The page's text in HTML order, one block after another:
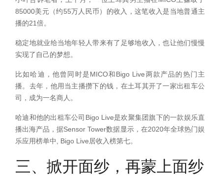
85000美元（约55万人民币）的收入，这笔收入是当地普通主
播的21倍。
稳定地就业给当地年轻人带来有了足够地收入，也让他们慢慢
实现了自己的梦想。
比如哈迪，他曾同时是MICO和Bigo Live两款产品的热门主
播。去年，他用当主播攒下的钱，在土耳其开了一家出租车公
司，成为一名商人。
哈迪和他的出租车公司Bigo Live是欢聚集团旗下的一款娱乐直
播出海产品，据Sensor Tower数据显示，在2020年全球热门娱
乐应用榜单中, Bigo Live居收入榜第七。
三、掀开面纱，再蒙上面纱